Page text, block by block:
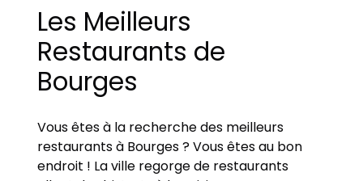
Les Meilleurs
Restaurants de
Bourges
Vous êtes à la recherche des meilleurs
restaurants à Bourges ? Vous êtes au bon
endroit ! La ville regorge de restaurants